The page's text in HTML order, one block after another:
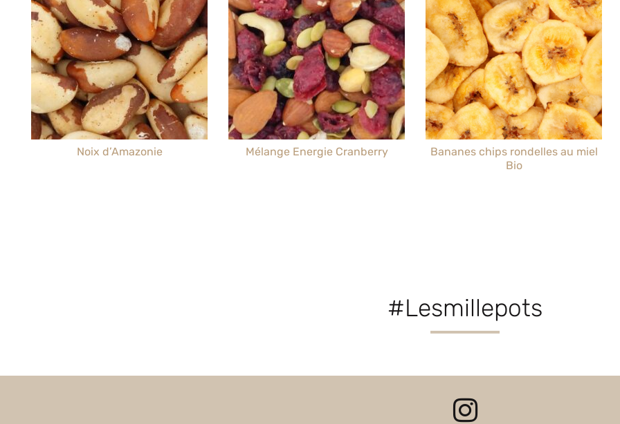
Noix d’Amazonie Mélange Energie Cranberry
Bananes chips rondelles au miel
Bio
#Lesmillepots